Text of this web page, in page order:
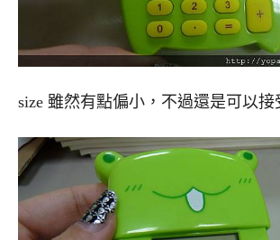
size 雖然有點偏小，不過還是可以接